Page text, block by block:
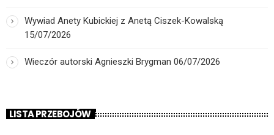
Wywiad Anety Kubickiej z Anetą Ciszek-Kowalską
15/07/2026
Wieczór autorski Agnieszki Brygman 06/07/2026
LISTA PRZEBOJÓW